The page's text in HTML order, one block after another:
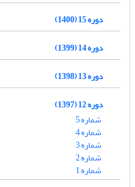
دوره 15 (1400)
دوره 14 (1399)
دوره 13 (1398)
دوره 12 (1397)
شماره 5
شماره 4
شماره 3
شماره 2
شماره 1